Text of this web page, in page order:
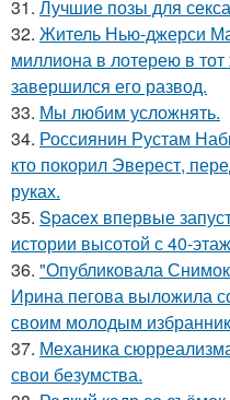
31. Лучшие позы для
32. Житель Нью-джерси
миллиона в лотерею в
завершился его развод.
33. Мы любим усложнять.
34. Россиянин Рустам
кто покорил Эверест,
руках.
35. Spacex впервые
истории высотой с 40-
36. "Опубликовала
Ирина пегова выложила
своим молодым
37. Механика
свои безумства.